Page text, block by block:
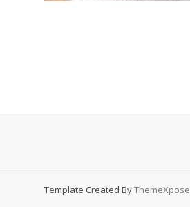
Template Created ByThemeXpose